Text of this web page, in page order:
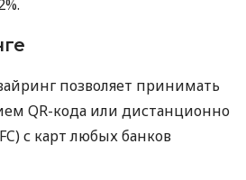
позволяет принимать
QR-кода или дистанционно
с карт любых банков